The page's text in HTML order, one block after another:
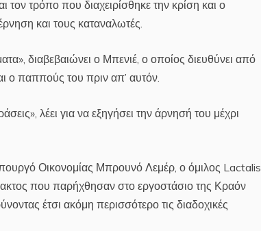
τρόπο που διαχειρίσθηκε την κρίση και ο
και τους καταναλωτές.
διαβεβαιώνει ο Μπενιέ, ο οποίος διευθύνει από
ο παππούς του πριν απ’ αυτόν.
λέει για να εξηγήσει την άρνησή του μέχρι
Οικονομίας Μπρουνό Λεμέρ, ο όμιλος Lactalis
που παρήχθησαν στο εργοστάσιο της Κραόν
έτσι ακόμη περισσότερο τις διαδοχικές